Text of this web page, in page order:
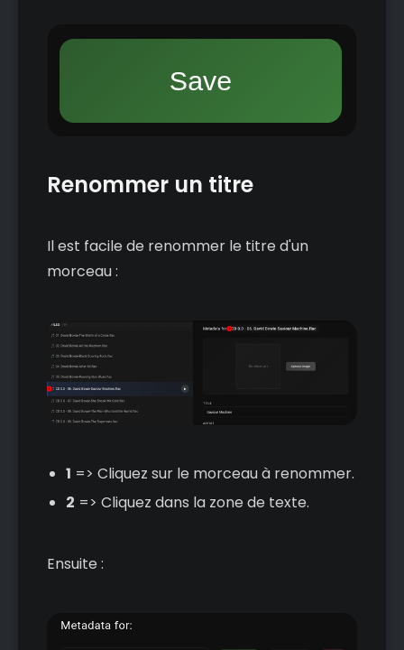
Renommer un titre
Il est facile de renommer le titre d'un
morceau :
1 => Cliquez sur le morceau à renommer.
2 => Cliquez dans la zone de texte.
Ensuite :